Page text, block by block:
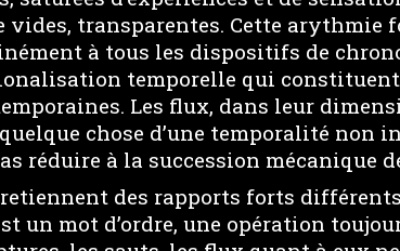
vides, transparentes. Cette arythmie
à tous les dispositifs de
temporelle qui constituent
Les flux, dans leur
chose d’une temporalité non
réduire à la succession mécanique
des rapports forts
un mot d’ordre, une opération